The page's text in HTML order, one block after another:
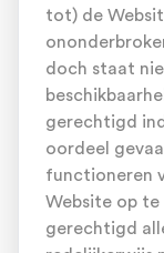
tot) de
doch staat
gerechtigd
oordeel
functioneren
Website op te
gerechtigd